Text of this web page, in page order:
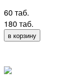
60 таб.
180 таб.
в корзину